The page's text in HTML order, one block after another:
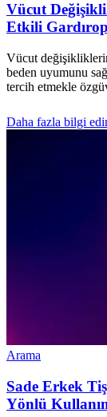
Vücut
Etkili
Vücut
beden uyumunu
tercih etmekle
Daha fazla bilgi
Arama
Sade Erkek
Yönlü